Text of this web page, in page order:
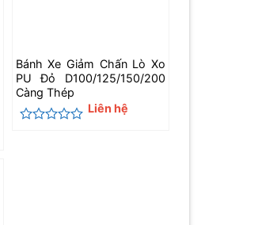
Bánh Xe Giảm Chấn Lò Xo
PU Đỏ D100/125/150/200
Càng Thép
Liên hệ